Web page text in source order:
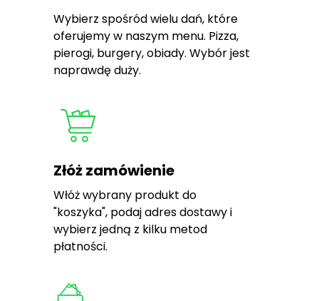
Wybierz spośród wielu dań, które
oferujemy w naszym menu. Pizza,
pierogi, burgery, obiady. Wybór jest
naprawdę duży.
Złóż zamówienie
Włóż wybrany produkt do
"koszyka", podaj adres dostawy i
wybierz jedną z kilku metod
płatności.